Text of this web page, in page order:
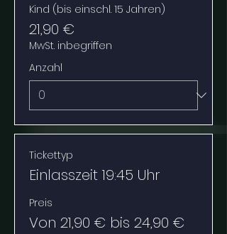
Kind (bis einschl. 15 Jahren)
21,90 €
MwSt. inbegriffen
Anzahl
Tickettyp
Einlasszeit 19:45 Uhr
Preis
Von 21,90 € bis 24,90 €